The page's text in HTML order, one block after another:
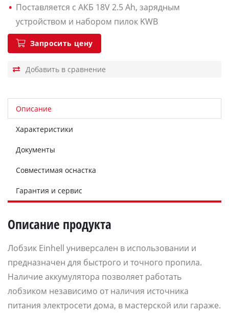
Поставляется с АКБ 18V 2.5 Ah, зарядным
устройством и набором пилок KWB
Запросить цену
Описание
Характеристики
Документы
Совместимая оснастка
Гарантия и сервис
Описание продукта
Лобзик Einhell универсален в использовании и
предназначен для быстрого и точного пропила.
Наличие аккумулятора позволяет работать
лобзиком независимо от наличия источника
питания электросети дома, в мастерской или гараже.